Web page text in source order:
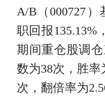
A/B（000727
职回报135.13%
期间重仓股调
数为38次，胜率
次，翻倍率为